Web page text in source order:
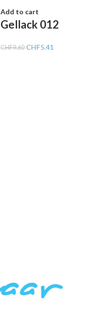
Add to cart
Gellack 012
CHF9.60 CHF5.41